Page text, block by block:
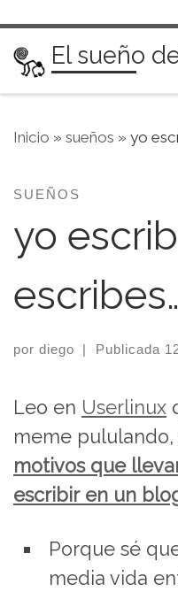
Saltar al contenido
El sueño
Inicio » sueños » yo
SUEÑOS
yo
por diego | Publicada
Leo en Userlinux
meme pululando,
motivos que
escribir en un
Porque sé
media vida